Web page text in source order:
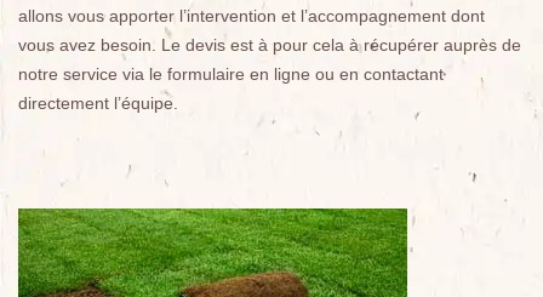
allons vous apporter l’intervention et l’accompagnement dont
vous avez besoin. Le devis est à pour cela à récupérer auprès de
notre service via le formulaire en ligne ou en contactant
directement l’équipe.